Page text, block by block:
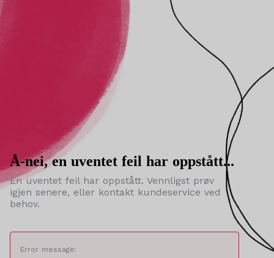
Å-nei, en uventet feil har oppstått...
En uventet feil har oppstått. Vennligst prøv
igjen senere, eller kontakt kundeservice ved
behov.
Error message: